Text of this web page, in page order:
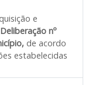
e
Deliberação nº
de acordo
estabelecidas